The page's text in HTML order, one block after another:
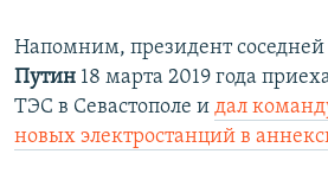
Напомним, президент соседней
Путин 18 марта 2019 года
ТЭС в Севастополе и дал
новых электростанций в